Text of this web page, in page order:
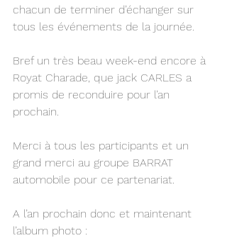
chacun de terminer d’échanger sur
tous les événements de la journée.
Bref un très beau week-end encore à
Royat Charade, que jack CARLES a
promis de reconduire pour l’an
prochain.
Merci à tous les participants et un
grand merci au groupe BARRAT
automobile pour ce partenariat.
A l’an prochain donc et maintenant
l’album photo :